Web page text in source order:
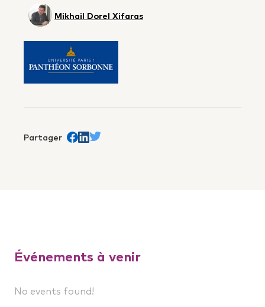
Mikhail Dorel Xifaras
Partager Share on Facebook
trans.Partager sur Linkedin
Share on Twitter
Événements à venir
No events found!